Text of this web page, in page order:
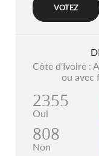
Côte d'Ivoire :
ou avec
2355
Oui
808
Non